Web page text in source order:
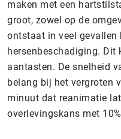
maken met een
groot, zowel op de
ontstaat in veel gevallen
hersenbeschadiging. Dit
aantasten. De snelheid
belang bij het vergroten
minuut dat reanimatie
overlevingskans met